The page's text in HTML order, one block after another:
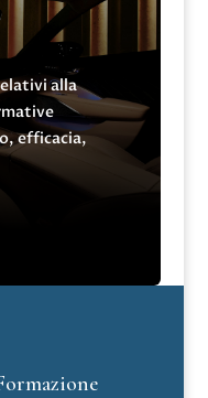
alla
efficacia,